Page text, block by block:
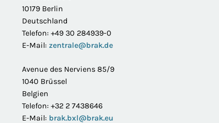
10179 Berlin
Deutschland
Telefon: +49 30 284939-0
E-Mail: zentrale@brak.de
Avenue des Nerviens 85/9
1040 Brüssel
Belgien
Telefon: +32 2 7438646
E-Mail: brak.bxl@brak.eu